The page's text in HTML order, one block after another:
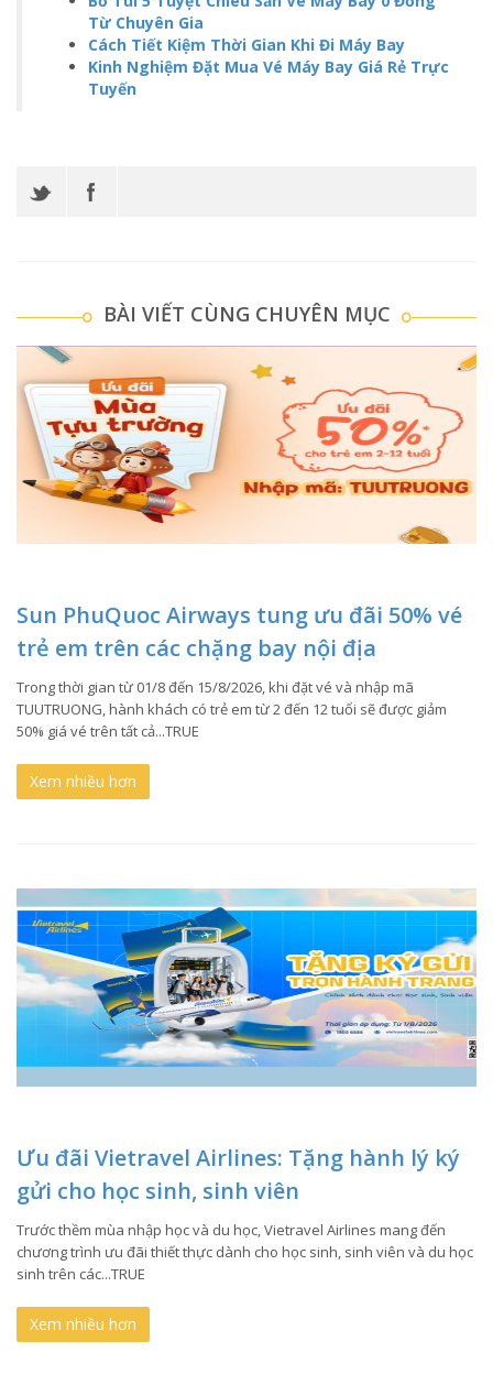
Từ Chuyên Gia
Cách Tiết Kiệm Thời Gian Khi Đi Máy Bay
Kinh Nghiệm Đặt Mua Vé Máy Bay Giá Rẻ Trực
Tuyến
BÀI VIẾT CÙNG CHUYÊN MỤC
Sun PhuQuoc Airways tung ưu đãi 50% vé
trẻ em trên các chặng bay nội địa
Trong thời gian từ 01/8 đến 15/8/2026, khi đặt vé và nhập mã
TUUTRUONG, hành khách có trẻ em từ 2 đến 12 tuổi sẽ được giảm
50% giá vé trên tất cả...TRUE
Xem nhiều hơn
Ưu đãi Vietravel Airlines: Tặng hành lý ký
gửi cho học sinh, sinh viên
Trước thềm mùa nhập học và du học, Vietravel Airlines mang đến
chương trình ưu đãi thiết thực dành cho học sinh, sinh viên và du học
sinh trên các...TRUE
Xem nhiều hơn